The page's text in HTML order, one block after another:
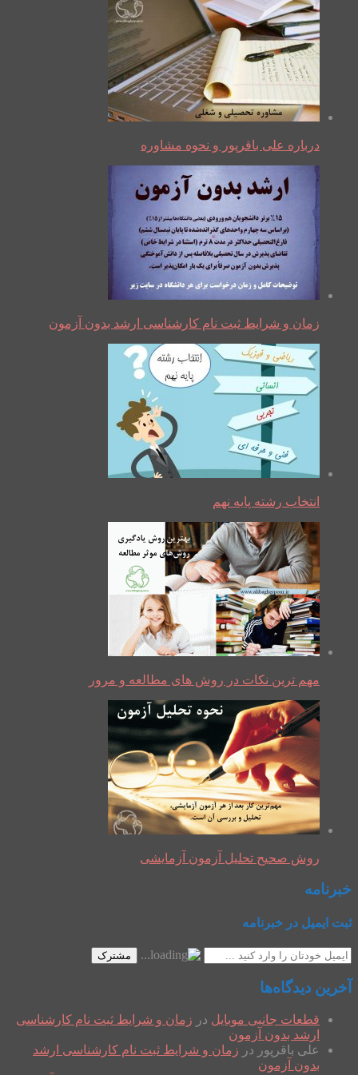
درباره علی باقرپور و نحوه مشاوره
زمان و شرایط ثبت نام کارشناسی ارشد بدون آزمون
انتخاب رشته پایه نهم
مهم ترین نکات در روش های مطالعه و مرور
روش صحیح تحلیل آزمون آزمایشی
خبرنامه
ثبت ایمیل در خبرنامه
مشترک
آخرین دیدگاه‌ها
قطعات جانبی موبایل در زمان و شرایط ثبت نام کارشناسی
ارشد بدون آزمون
علی باقرپور در زمان و شرایط ثبت نام کارشناسی ارشد
بدون آزمون